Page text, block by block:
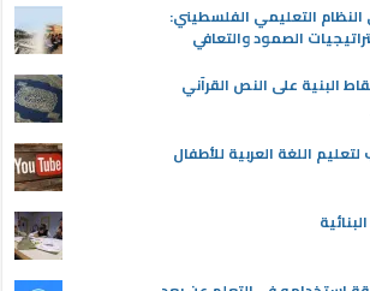
على النظام التعليمي الفلسطيني:
الصمود والتعافي
البنية على النص القرآني